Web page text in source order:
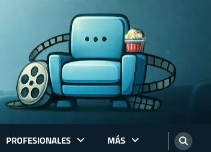
PROFESIONALES MÁS